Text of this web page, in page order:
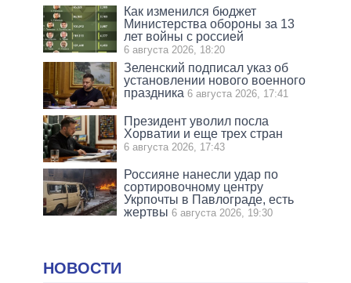
Как изменился бюджет
Министерства обороны за 13
лет войны с россией
6 августа 2026, 18:20
Зеленский подписал указ об
установлении нового военного
праздника 6 августа 2026, 17:41
Президент уволил посла
Хорватии и еще трех стран
6 августа 2026, 17:43
Россияне нанесли удар по
сортировочному центру
Укрпочты в Павлограде, есть
жертвы 6 августа 2026, 19:30
НОВОСТИ